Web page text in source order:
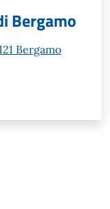
Bergamo
Bergamo